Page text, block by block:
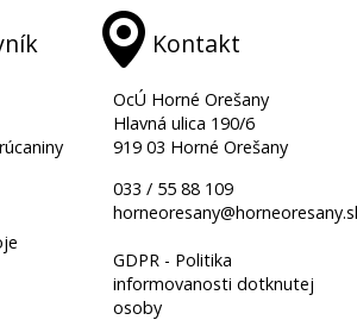
Kontakt
OcÚ Horné Orešany
Hlavná ulica 190/6
919 03 Horné Orešany
033 / 55 88 109
GDPR - Politika
informovanosti dotknutej
osoby